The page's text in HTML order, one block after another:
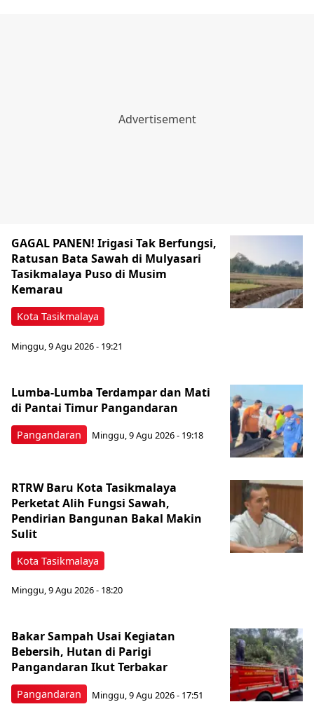
Kota Tasikmalaya
GAGAL PANEN! Irigasi Tak Berfungsi,
Ratusan Bata Sawah di Mulyasari
Tasikmalaya Puso di Musim
Kemarau
Minggu, 9 Agu 2026 - 19:21
Pangandaran
Lumba-Lumba Terdampar dan Mati
di Pantai Timur Pangandaran
Minggu, 9 Agu 2026 - 19:18
Kota Tasikmalaya
RTRW Baru Kota Tasikmalaya
Perketat Alih Fungsi Sawah,
Pendirian Bangunan Bakal Makin
Sulit
Minggu, 9 Agu 2026 - 18:20
Pangandaran
Bakar Sampah Usai Kegiatan
Bebersih, Hutan di Parigi
Pangandaran Ikut Terbakar
Minggu, 9 Agu 2026 - 17:51